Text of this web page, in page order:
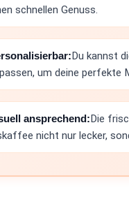
schnellen Genuss.
Du kannst
um deine perfekte
ansprechend:Die
nicht nur lecker,